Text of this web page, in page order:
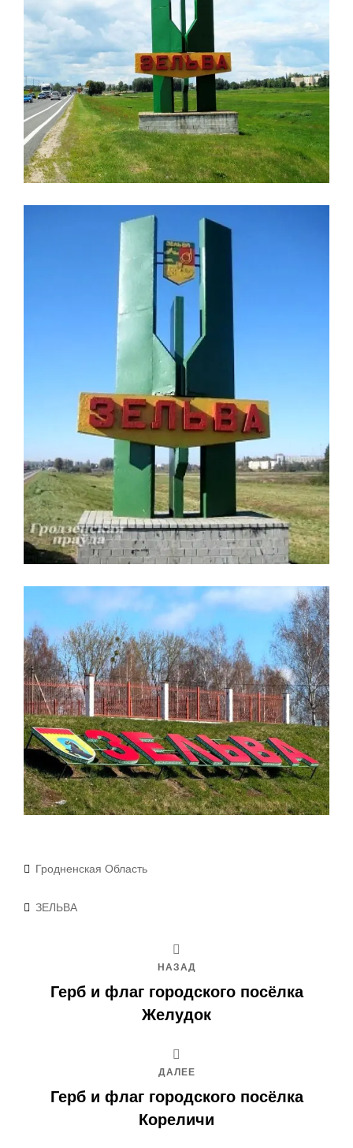
Рубрики
Гродненская Область
Метки
ЗЕЛЬВА
НАЗАД
Герб и флаг городского посёлка
Желудок
ДАЛЕЕ
Герб и флаг городского посёлка
Кореличи